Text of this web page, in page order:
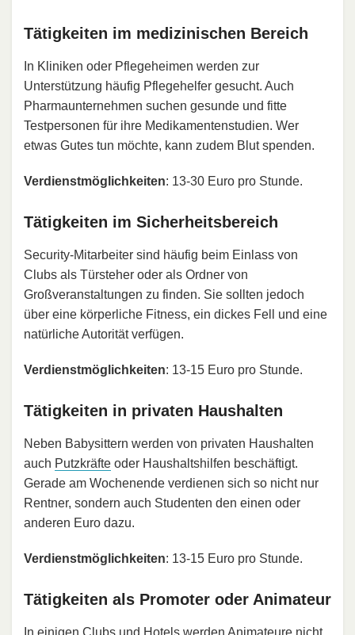
Tätigkeiten im medizinischen Bereich
In Kliniken oder Pflegeheimen werden zur
Unterstützung häufig Pflegehelfer gesucht. Auch
Pharmaunternehmen suchen gesunde und fitte
Testpersonen für ihre Medikamentenstudien. Wer
etwas Gutes tun möchte, kann zudem Blut spenden.
Verdienstmöglichkeiten: 13-30 Euro pro Stunde.
Tätigkeiten im Sicherheitsbereich
Security-Mitarbeiter sind häufig beim Einlass von
Clubs als Türsteher oder als Ordner von
Großveranstaltungen zu finden. Sie sollten jedoch
über eine körperliche Fitness, ein dickes Fell und eine
natürliche Autorität verfügen.
Verdienstmöglichkeiten: 13-15 Euro pro Stunde.
Tätigkeiten in privaten Haushalten
Neben Babysittern werden von privaten Haushalten
auch Putzkräfte oder Haushaltshilfen beschäftigt.
Gerade am Wochenende verdienen sich so nicht nur
Rentner, sondern auch Studenten den einen oder
anderen Euro dazu.
Verdienstmöglichkeiten: 13-15 Euro pro Stunde.
Tätigkeiten als Promoter oder Animateur
In einigen Clubs und Hotels werden Animateure nicht